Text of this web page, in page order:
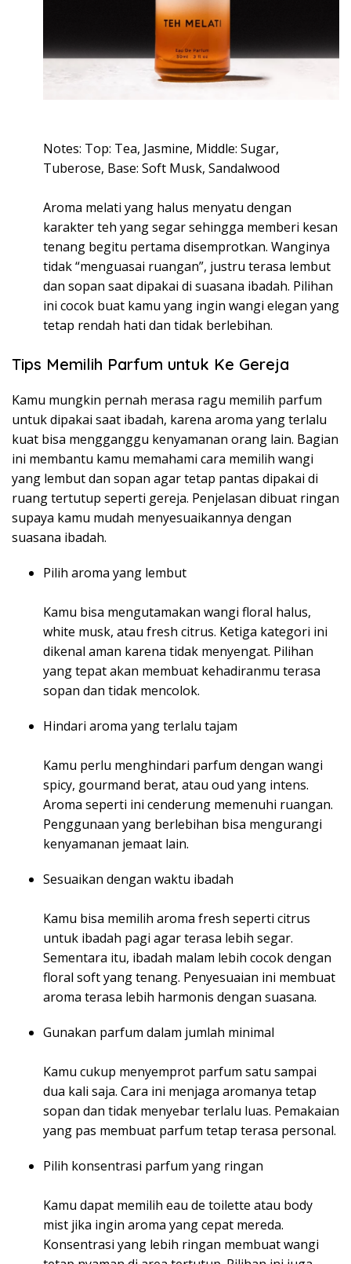
Notes: Top: Tea, Jasmine, Middle: Sugar,
Tuberose, Base: Soft Musk, Sandalwood
Aroma melati yang halus menyatu dengan
karakter teh yang segar sehingga memberi kesan
tenang begitu pertama disemprotkan. Wanginya
tidak “menguasai ruangan”, justru terasa lembut
dan sopan saat dipakai di suasana ibadah. Pilihan
ini cocok buat kamu yang ingin wangi elegan yang
tetap rendah hati dan tidak berlebihan.
Tips Memilih Parfum untuk Ke Gereja
Kamu mungkin pernah merasa ragu memilih parfum
untuk dipakai saat ibadah, karena aroma yang terlalu
kuat bisa mengganggu kenyamanan orang lain. Bagian
ini membantu kamu memahami cara memilih wangi
yang lembut dan sopan agar tetap pantas dipakai di
ruang tertutup seperti gereja. Penjelasan dibuat ringan
supaya kamu mudah menyesuaikannya dengan
suasana ibadah.
Pilih aroma yang lembut
Kamu bisa mengutamakan wangi floral halus,
white musk, atau fresh citrus. Ketiga kategori ini
dikenal aman karena tidak menyengat. Pilihan
yang tepat akan membuat kehadiranmu terasa
sopan dan tidak mencolok.
Hindari aroma yang terlalu tajam
Kamu perlu menghindari parfum dengan wangi
spicy, gourmand berat, atau oud yang intens.
Aroma seperti ini cenderung memenuhi ruangan.
Penggunaan yang berlebihan bisa mengurangi
kenyamanan jemaat lain.
Sesuaikan dengan waktu ibadah
Kamu bisa memilih aroma fresh seperti citrus
untuk ibadah pagi agar terasa lebih segar.
Sementara itu, ibadah malam lebih cocok dengan
floral soft yang tenang. Penyesuaian ini membuat
aroma terasa lebih harmonis dengan suasana.
Gunakan parfum dalam jumlah minimal
Kamu cukup menyemprot parfum satu sampai
dua kali saja. Cara ini menjaga aromanya tetap
sopan dan tidak menyebar terlalu luas. Pemakaian
yang pas membuat parfum tetap terasa personal.
Pilih konsentrasi parfum yang ringan
Kamu dapat memilih eau de toilette atau body
mist jika ingin aroma yang cepat mereda.
Konsentrasi yang lebih ringan membuat wangi